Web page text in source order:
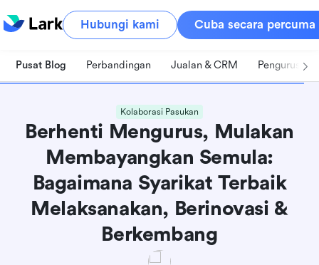
Hubungi kami Cuba secara percuma
Pusat Blog Perbandingan Jualan & CRM Pengurusan
Kolaborasi Pasukan
Berhenti Mengurus, Mulakan
Membayangkan Semula:
Bagaimana Syarikat Terbaik
Melaksanakan, Berinovasi &
Berkembang